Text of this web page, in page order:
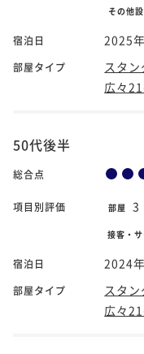
その他
宿泊日 2025
部屋タイプ
スタ
広々
50代後半
総合点
項目別評価 部屋 3
接客・
宿泊日 2024
部屋タイプ
スタ
広々